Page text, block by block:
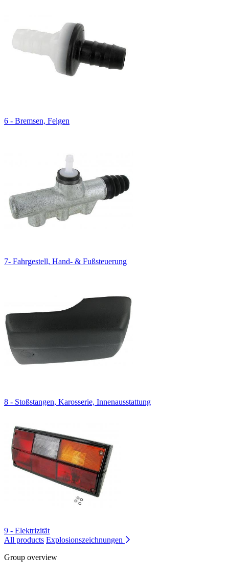
6 - Bremsen, Felgen
7- Fahrgestell, Hand- & Fußsteuerung
8 - Stoßstangen, Karosserie, Innenausstattung
9 - Elektrizität
All products Explosionszeichnungen
Group overview